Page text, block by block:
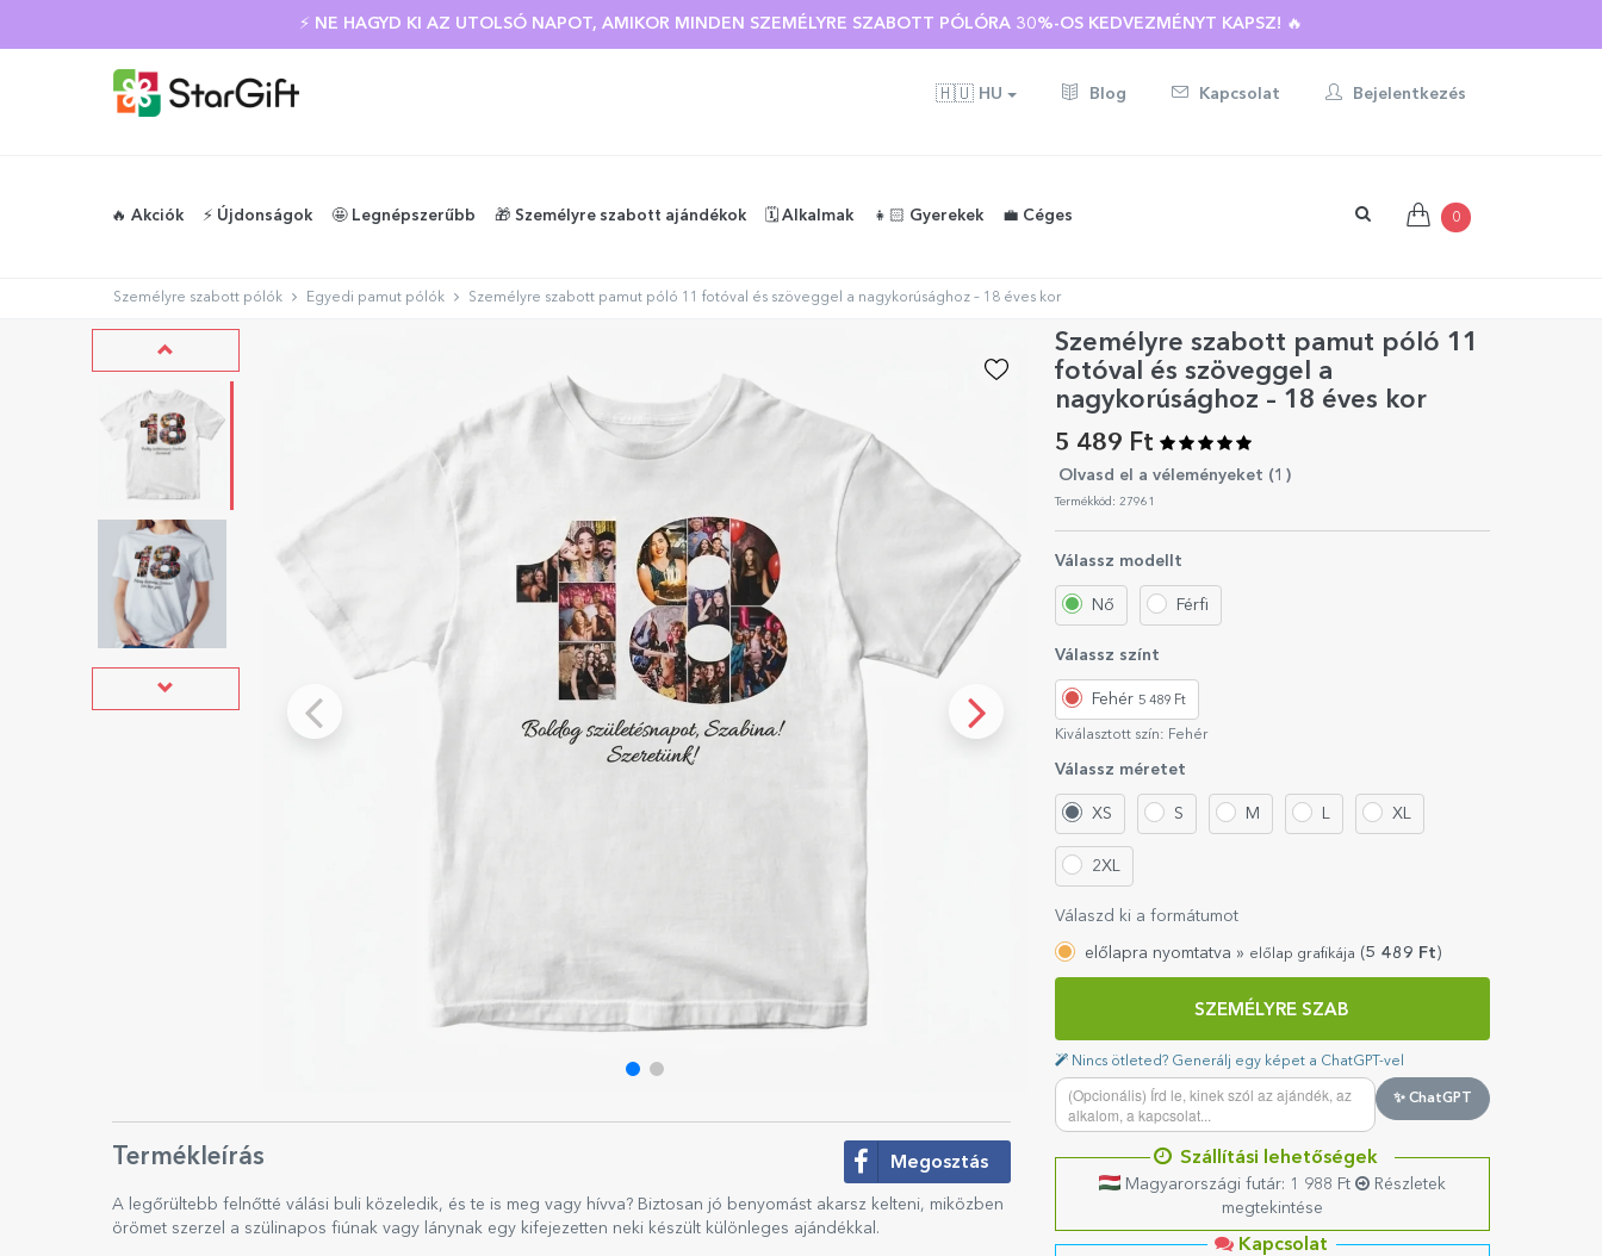
⚡ NE HAGYD KI AZ UTOLSÓ NAPOT, AMIKOR MINDEN SZEMÉLYRE SZABOTT PÓLÓRA 30%-OS KEDVEZMÉNYT KAPSZ! 🔥
🇭🇺 HU Blog Kapcsolat Bejelentkezés
🔥 Akciók ⚡️ Újdonságok 🤩 Legnépszerűbb 🎁 Személyre szabott ajándékok 🗓️ Alkalmak 👧🏻 Gyerekek 💼 Céges 0
Személyre szabott pólók Egyedi pamut pólók Személyre szabott pamut póló 11 fotóval és szöveggel a nagykorúsághoz – 18 éves kor
Személyre szabott pamut póló 11
fotóval és szöveggel a
nagykorúsághoz – 18 éves kor
5 489 Ft
Olvasd el a véleményeket (1 )
Termékkód: 27961
Válassz modellt
Nő Férfi
Válassz színt
Fehér 5 489 Ft
Kiválasztott szín: Fehér
Válassz méretet
XS S M L XL
2XL
Válaszd ki a formátumot
előlapra nyomtatva » előlap grafikája (5 489 Ft)
SZEMÉLYRE SZAB
Nincs ötleted? Generálj egy képet a ChatGPT-vel
✨ ChatGPT
Szállítási lehetőségek
Magyarországi futár: 1 988 Ft
Részletek
megtekintése
Kapcsolat
Termékleírás Megosztás
A legőrültebb felnőtté válási buli közeledik, és te is meg vagy hívva? Biztosan jó benyomást akarsz kelteni, miközben
örömet szerzel a szülinapos fiúnak vagy lánynak egy kifejezetten neki készült különleges ajándékkal.